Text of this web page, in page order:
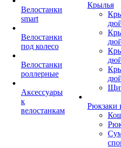
Велостанки
smart
Велостанки
под колесо
Велостанки
роллерные
Аксессуары
к
велостанкам
Крылья
Рюкзаки